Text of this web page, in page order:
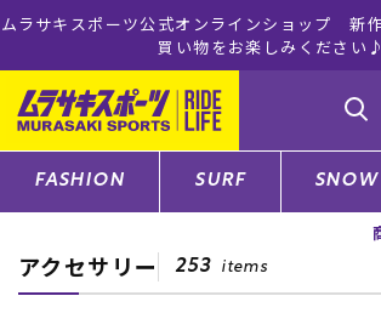
ムラサキスポーツ公式オンラインショップ 新
買い物をお楽しみください♪
ゲスト様
ログイン 会
店舗一覧
FASHION SURF SNOW
アクセサリー 253 items